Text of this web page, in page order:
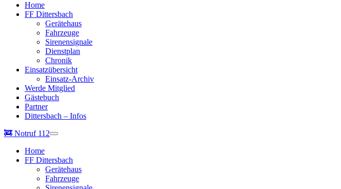
Home
FF Dittersbach
Gerätehaus
Fahrzeuge
Sirenensignale
Dienstplan
Chronik
Einsatzübersicht
Einsatz-Archiv
Werde Mitglied
Gästebuch
Partner
Dittersbach – Infos
🚒 Notruf 112
Home
FF Dittersbach
Gerätehaus
Fahrzeuge